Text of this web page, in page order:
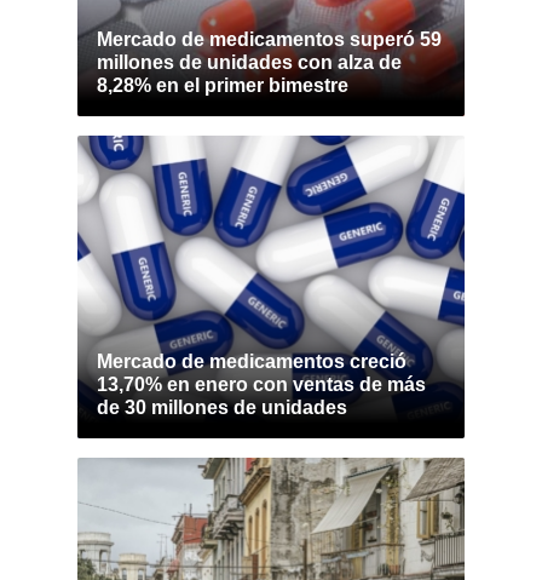
Mercado de medicamentos superó 59
millones de unidades con alza de
8,28% en el primer bimestre
Mercado de medicamentos creció
13,70% en enero con ventas de más
de 30 millones de unidades